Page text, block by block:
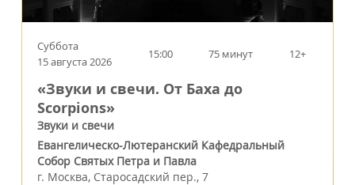
Суббота
15 августа 2026
15:00 75 минут 12+
«Звуки и свечи. От Баха до
Scorpions»
Звуки и свечи
Евангелическо-Лютеранский Кафедральный
Собор Святых Петра и Павла
г. Москва, Старосадский пер., 7